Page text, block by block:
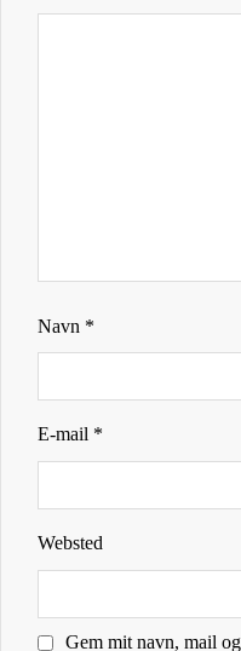
Navn *
E-mail *
Websted
Gem mit navn, mail